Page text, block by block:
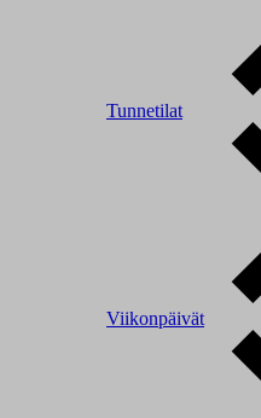
Tunnetilat
Viikonpäivät